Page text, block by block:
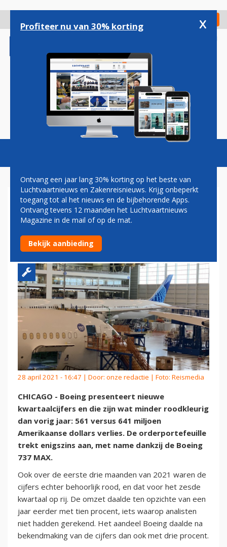
gaan
Check in
Magazine Podcasts Vacatures
BOEING BEPERKT VERLIEZEN;
LEVERT MEER 737'S MAAR
MINDER DREAMLINERS
28 april 2021 - 16:47 | Door: onze redactie | Foto: Reismedia
CHICAGO - Boeing presenteert nieuwe
kwartaalcijfers en die zijn wat minder roodkleurig
dan vorig jaar: 561 versus 641 miljoen
Amerikaanse dollars verlies. De orderportefeuille
trekt enigszins aan, met name dankzij de Boeing
737 MAX.
Ook over de eerste drie maanden van 2021 waren de
cijfers echter behoorlijk rood, en dat voor het zesde
kwartaal op rij. De omzet daalde ten opzichte van een
jaar eerder met tien procent, iets waarop analisten
niet hadden gerekend. Het aandeel Boeing daalde na
bekendmaking van de cijfers dan ook met drie procent.
Profiteer nu van 30% korting x
Ontvang een jaar lang 30% korting op het beste van
Luchtvaartnieuws en Zakenreisnieuws. Krijg onbeperkt
toegang tot al het nieuws en de bijbehorende Apps.
Ontvang tevens 12 maanden het Luchtvaartnieuws
Magazine in de mail of op de mat.
Bekijk aanbieding